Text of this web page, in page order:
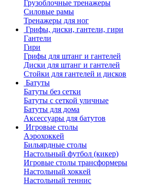
Грузоблочные тренажеры
Силовые рамы
Тренажеры для ног
Грифы, диски, гантели, гири
Гантели
Гири
Грифы для штанг и гантелей
Диски для штанг и гантелей
Стойки для гантелей и дисков
Батуты
Батуты без сетки
Батуты с сеткой уличные
Батуты для дома
Аксессуары для батутов
Игровые столы
Аэрохоккей
Бильярдные столы
Настольный футбол (кикер)
Игровые столы трансформеры
Настольный хоккей
Настольный теннис